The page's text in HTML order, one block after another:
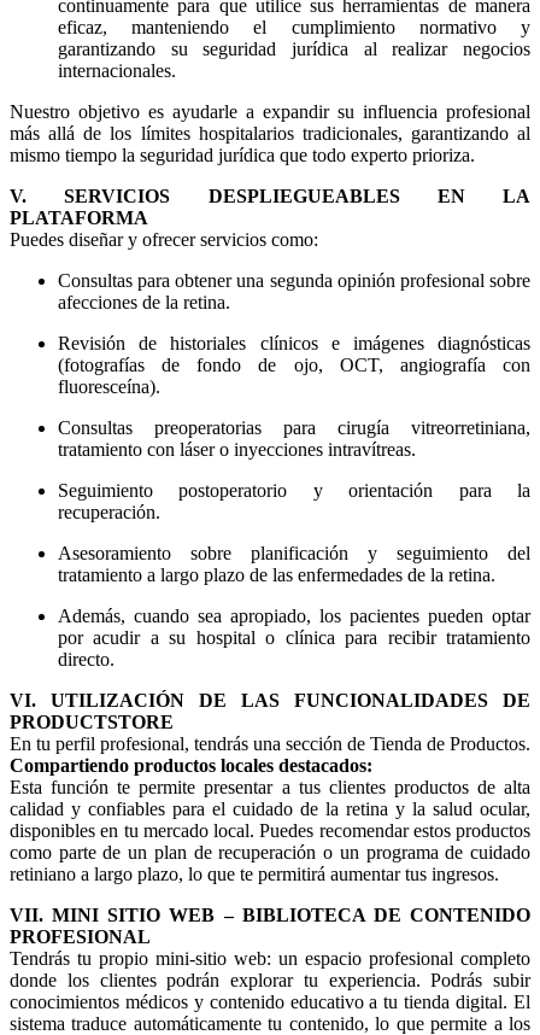
continuamente para que utilice sus herramientas de manera
eficaz, manteniendo el cumplimiento normativo y
garantizando su seguridad jurídica al realizar negocios
internacionales.
Nuestro objetivo es ayudarle a expandir su influencia profesional
más allá de los límites hospitalarios tradicionales, garantizando al
mismo tiempo la seguridad jurídica que todo experto prioriza.
V. SERVICIOS DESPLIEGUEABLES EN LA
PLATAFORMA
Puedes diseñar y ofrecer servicios como:
Consultas para obtener una segunda opinión profesional sobre
afecciones de la retina.
Revisión de historiales clínicos e imágenes diagnósticas
(fotografías de fondo de ojo, OCT, angiografía con
fluoresceína).
Consultas preoperatorias para cirugía vitreorretiniana,
tratamiento con láser o inyecciones intravítreas.
Seguimiento postoperatorio y orientación para la
recuperación.
Asesoramiento sobre planificación y seguimiento del
tratamiento a largo plazo de las enfermedades de la retina.
Además, cuando sea apropiado, los pacientes pueden optar
por acudir a su hospital o clínica para recibir tratamiento
directo.
VI. UTILIZACIÓN DE LAS FUNCIONALIDADES DE
PRODUCTSTORE
En tu perfil profesional, tendrás una sección de Tienda de Productos.
Compartiendo productos locales destacados:
Esta función te permite presentar a tus clientes productos de alta
calidad y confiables para el cuidado de la retina y la salud ocular,
disponibles en tu mercado local. Puedes recomendar estos productos
como parte de un plan de recuperación o un programa de cuidado
retiniano a largo plazo, lo que te permitirá aumentar tus ingresos.
VII. MINI SITIO WEB – BIBLIOTECA DE CONTENIDO
PROFESIONAL
Tendrás tu propio mini-sitio web: un espacio profesional completo
donde los clientes podrán explorar tu experiencia. Podrás subir
conocimientos médicos y contenido educativo a tu tienda digital. El
sistema traduce automáticamente tu contenido, lo que permite a los